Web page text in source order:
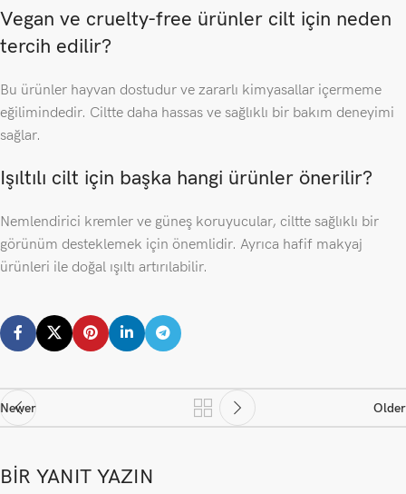
Vegan ve cruelty-free ürünler cilt için neden
tercih edilir?
Bu ürünler hayvan dostudur ve zararlı kimyasallar içermeme
eğilimindedir. Ciltte daha hassas ve sağlıklı bir bakım deneyimi
sağlar.
Işıltılı cilt için başka hangi ürünler önerilir?
Nemlendirici kremler ve güneş koruyucular, ciltte sağlıklı bir
görünüm desteklemek için önemlidir. Ayrıca hafif makyaj
ürünleri ile doğal ışıltı artırılabilir.
Newer Older
BIR YANIT YAZIN